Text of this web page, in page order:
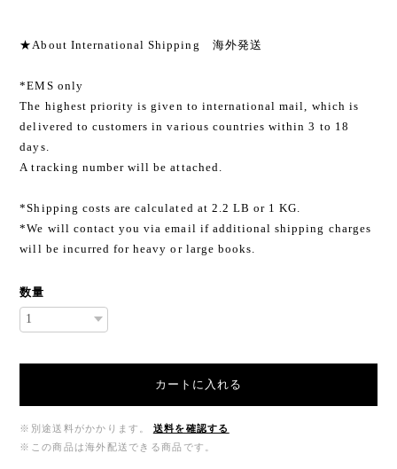
★About International Shipping 海外発送
*EMS only
The highest priority is given to international mail, which is
delivered to customers in various countries within 3 to 18
days.
A tracking number will be attached.
*Shipping costs are calculated at 2.2 LB or 1 KG.
*We will contact you via email if additional shipping charges
will be incurred for heavy or large books.
数量
カートに入れる
※別途送料がかかります。
送料を確認する
※この商品は海外配送できる商品です。